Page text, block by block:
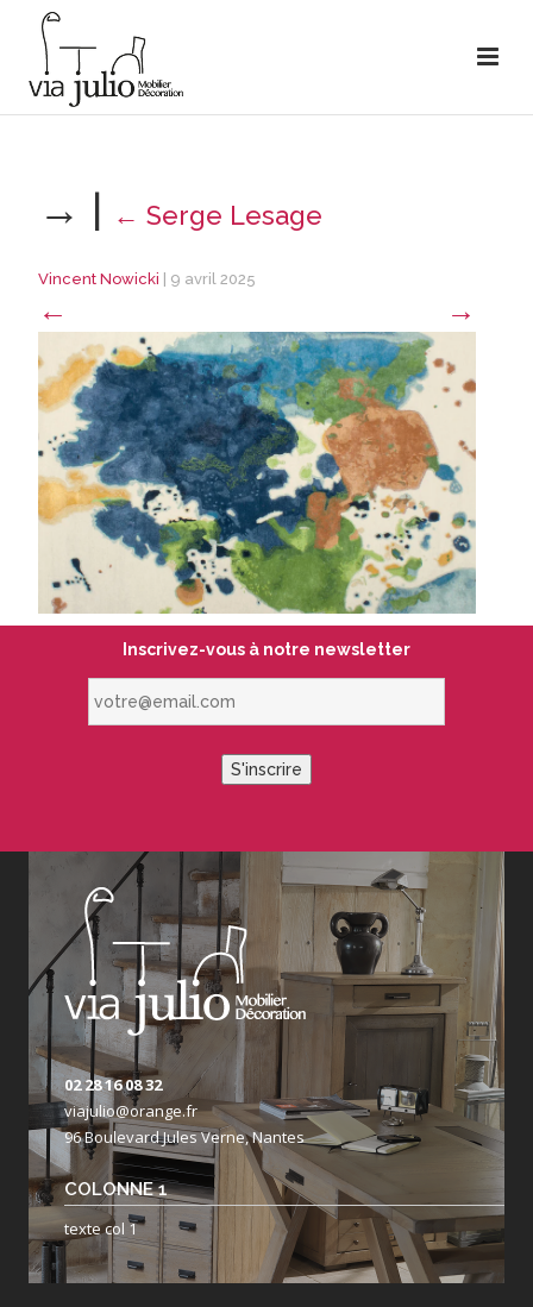
→ | ← Serge Lesage
Vincent Nowicki 9 avril 2025
← →
Inscrivez-vous à notre newsletter
S'inscrire
02 28 16 08 32
viajulio@orange.fr
96 Boulevard Jules Verne, Nantes
COLONNE 1
texte col 1